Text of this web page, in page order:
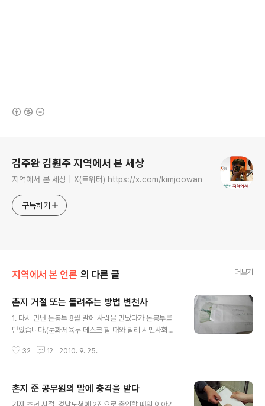
김주완 김훤주 지역에서 본 세상
지역에서 본 세상 | X(트위터) https://x.com/kimjoowan
구독하기
지역에서 본 언론 의 다른 글 더보기
촌지 거절 또는 돌려주는 방법 변천사
1. 다시 만난 돈봉투 8월 말에 사람을 만났다가 돈봉투를
받았습니다.(문화체육부 데스크 할 때와 달리 시민사회부
로 만나 점심을 같이 먹고 일어서려는데 봉투가 건네왔습
니다. "이러시면 저희를 해고시키는 일입니다." 제가 몸담
고 있는 는 어떤 명목으로든 1만원짜리 이상 금품을 받으면
32 12 2010. 9. 25.
촌지 준 공무원의 말에 충격을 받다